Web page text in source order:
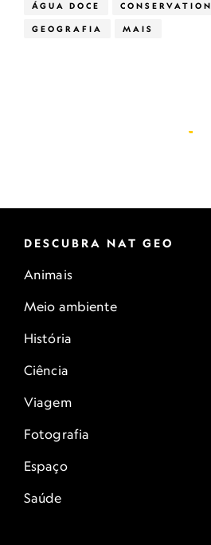
ÁGUA DOCE CONSERVATION
GEOGRAFIA MAIS
DESCUBRA NAT GEO
Animais
Meio ambiente
História
Ciência
Viagem
Fotografia
Espaço
Saúde